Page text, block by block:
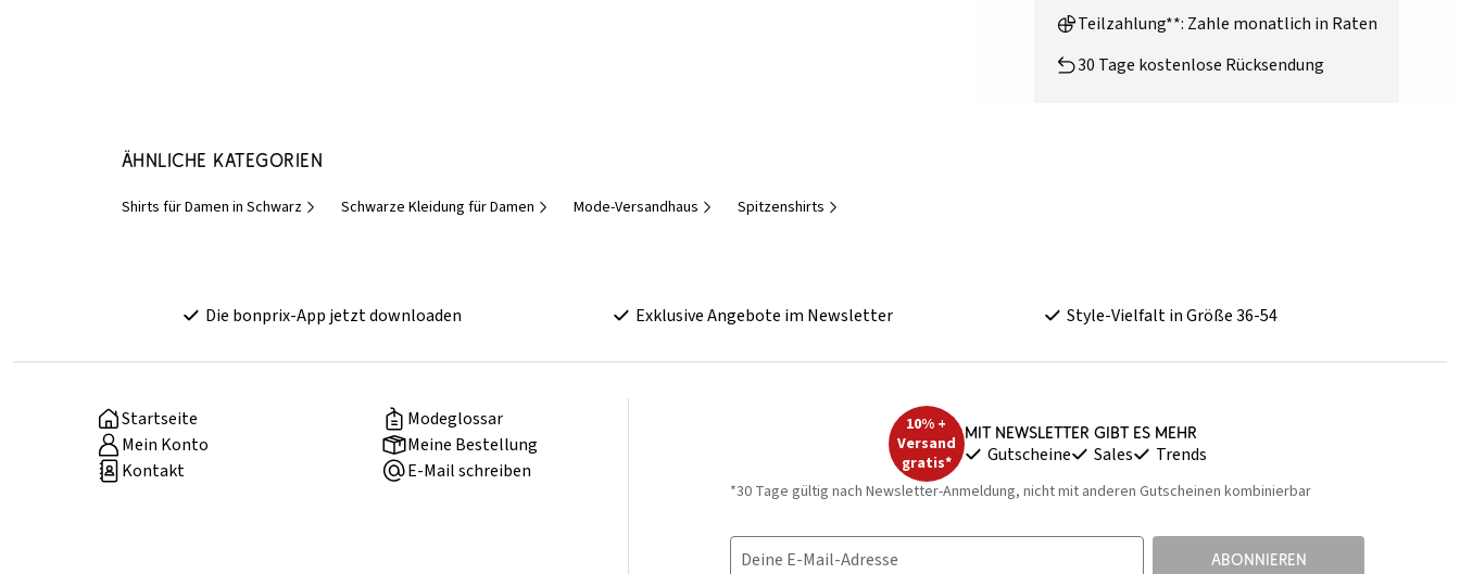
Teilzahlung**: Zahle monatlich in Raten
30 Tage kostenlose Rücksendung
Ähnliche Kategorien
Shirts für Damen in Schwarz Schwarze Kleidung für Damen Mode-Versandhaus Spitzenshirts
Die bonprix-App jetzt downloaden Exklusive Angebote im Newsletter Style-Vielfalt in Größe 36-54
Startseite
Modeglossar
Mein Konto
Meine Bestellung
Kontakt
E-Mail schreiben
10% +
Versand
gratis*
Mit Newsletter gibt es mehr
Gutscheine Sales Trends
*30 Tage gültig nach Newsletter-Anmeldung, nicht mit anderen Gutscheinen kombinierbar
Deine E-Mail-Adresse ABONNIEREN